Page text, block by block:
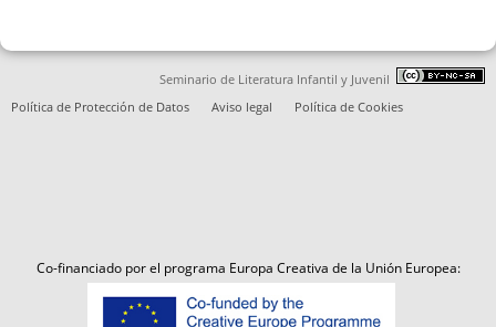
Seminario de Literatura Infantil y Juvenil
Política de Protección de Datos
Aviso legal Política de Cookies
Co-financiado por el programa Europa Creativa de la Unión Europea: